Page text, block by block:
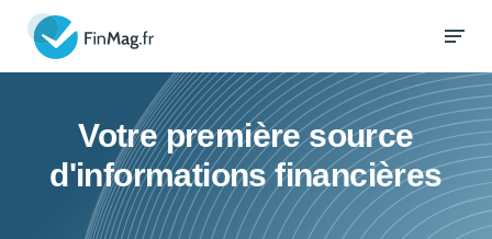
Votre première source
d'informations financières